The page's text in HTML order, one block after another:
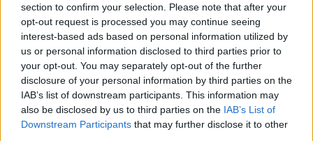
section to confirm your selection. Please note that after your
opt-out request is processed you may continue seeing
interest-based ads based on personal information utilized by
us or personal information disclosed to third parties prior to
your opt-out. You may separately opt-out of the further
disclosure of your personal information by third parties on the
IAB’s list of downstream participants. This information may
also be disclosed by us to third parties on the IAB’s List of
Downstream Participants that may further disclose it to other
Στο πλαίσιο αυτό, καλούνται οι διευθυντές
όλων των εκπαιδευτικών δομών του ΟΑΕΔ
και οι υπεύθυνοι τωνβρεφονηπιακών
σταθμώννα ενημερώνονται και να
εφαρμόζουν τις σχετικές αποφάσεις που
ανακοινώνονται από τις δημοτικές και
περιφερειακές αρχές.